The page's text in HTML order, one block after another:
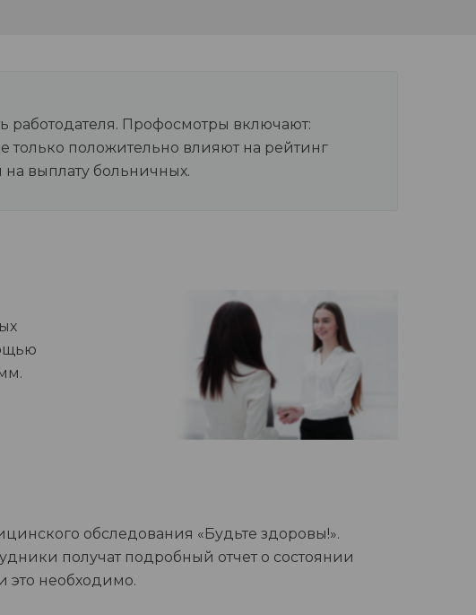
работодателя. Профосмотры включают:
только положительно влияют на рейтинг
выплату больничных.
обследования «Будьте здоровы!».
получат подробный отчет о состоянии
это необходимо.